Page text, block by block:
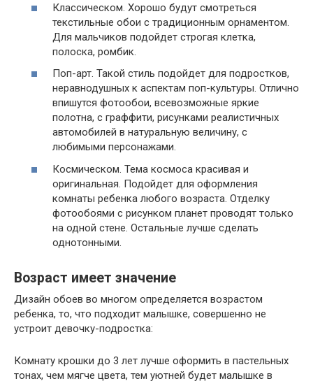
Классическом. Хорошо будут смотреться
текстильные обои с традиционным орнаментом.
Для мальчиков подойдет строгая клетка,
полоска, ромбик.
Поп-арт. Такой стиль подойдет для подростков,
неравнодушных к аспектам поп-культуры. Отлично
впишутся фотообои, всевозможные яркие
полотна, с граффити, рисунками реалистичных
автомобилей в натуральную величину, с
любимыми персонажами.
Космическом. Тема космоса красивая и
оригинальная. Подойдет для оформления
комнаты ребенка любого возраста. Отделку
фотообоями с рисунком планет проводят только
на одной стене. Остальные лучше сделать
однотонными.
Возраст имеет значение
Дизайн обоев во многом определяется возрастом
ребенка, то, что подходит малышке, совершенно не
устроит девочку-подростка:
Комнату крошки до 3 лет лучше оформить в пастельных
тонах, чем мягче цвета, тем уютней будет малышке в